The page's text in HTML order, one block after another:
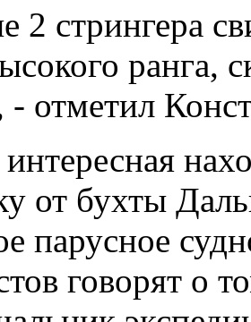
2 стрингера
ранга,
отметил
от бухты
парусное
говорят о